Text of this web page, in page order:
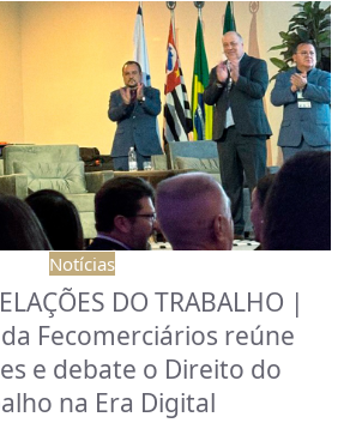
Notícias
DO TRABALHO |
Fecomerciários reúne
e debate o Direito do
na Era Digital